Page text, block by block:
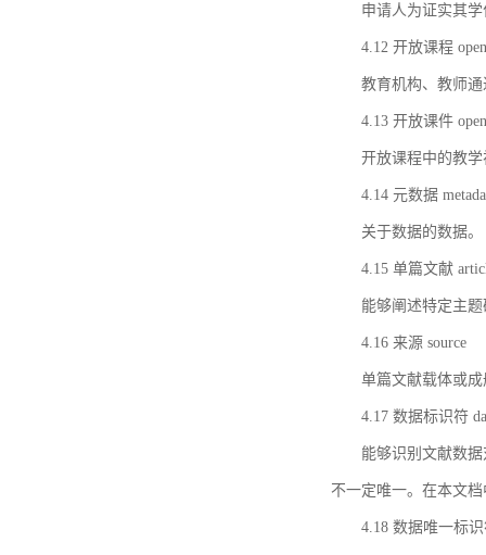
申请人为证实其
4.12 开放课程
教育机构、教师
4.13 开放课件
开放课程中的教
4.14 元数据
关于数据的数据。
4.15 单篇文献
能够阐述特定主
4.16 来源 source
单篇文献载体或
4.17 数据标识符
能够识别文献数
不一定唯一。在本文
4.18 数据唯一标